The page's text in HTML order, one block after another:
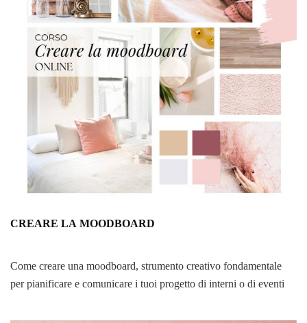
CREARE LA MOODBOARD
Come creare una moodboard, strumento creativo fondamentale
per pianificare e comunicare i tuoi progetto di interni o di eventi